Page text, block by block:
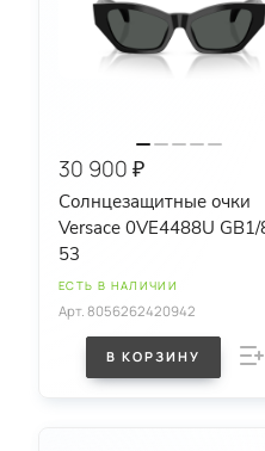
30 900 ₽
Солнцезащитные очки
Versace 0VE4488U GB1/87
53
ЕСТЬ В НАЛИЧИИ
Арт. 8056262420942
В КОРЗИНУ